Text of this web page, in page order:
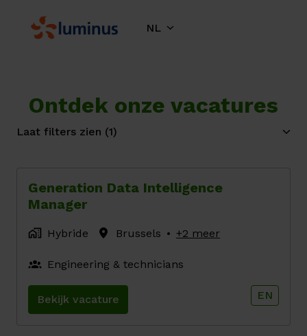
content
Homepagina NL
Ontdek onze vacatures
Laat filters zien (1)
Generation Data Intelligence
Manager
Hybride Brussels • +2 meer
Engineering & technicians
Bekijk vacature EN